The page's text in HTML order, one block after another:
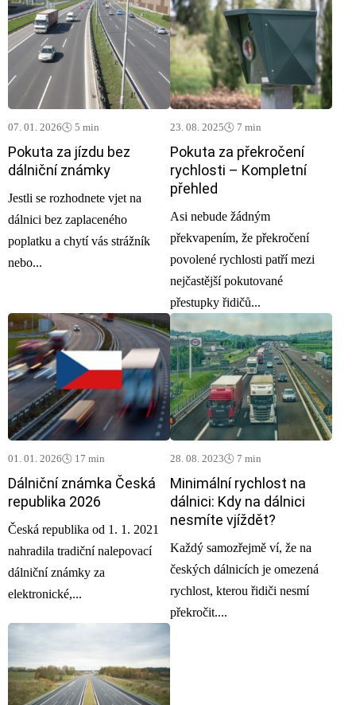
07. 01. 2026🕓 5 min
Pokuta za jízdu bez
dálniční známky
Jestli se rozhodnete vjet na
dálnici bez zaplaceného
poplatku a chytí vás strážník
nebo...
23. 08. 2025🕓 7 min
Pokuta za překročení
rychlosti – Kompletní
přehled
Asi nebude žádným
překvapením, že překročení
povolené rychlosti patří mezi
nejčastější pokutované
přestupky řidičů...
01. 01. 2026🕓 17 min
Dálniční známka Česká
republika 2026
Česká republika od 1. 1. 2021
nahradila tradiční nalepovací
dálniční známky za
elektronické,...
28. 08. 2023🕓 7 min
Minimální rychlost na
dálnici: Kdy na dálnici
nesmíte vjíždět?
Každý samozřejmě ví, že na
českých dálnicích je omezená
rychlost, kterou řidiči nesmí
překročit....